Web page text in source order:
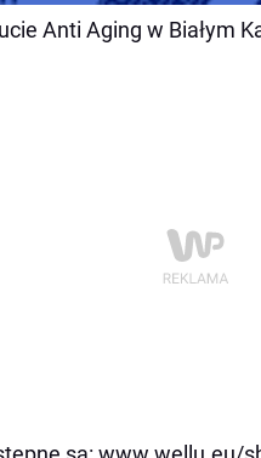
Anti Aging w Białym